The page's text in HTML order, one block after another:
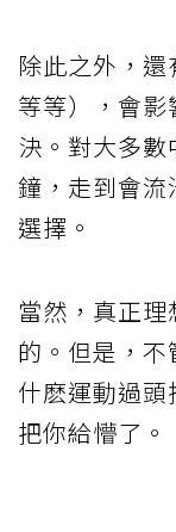
除此之外，
等等），會
決。對大多
鐘，走到會
選擇。
當然，真正
的。但是，
什麽運動過頭
把你給懵了。